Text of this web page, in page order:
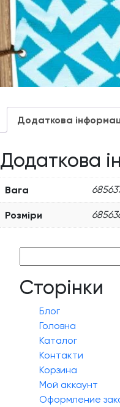
Додаткова
Додаткова
Вага
Розміри
Сторінки
Блог
Головна
Каталог
Контакти
Корзина
Мой аккаунт
Оформление